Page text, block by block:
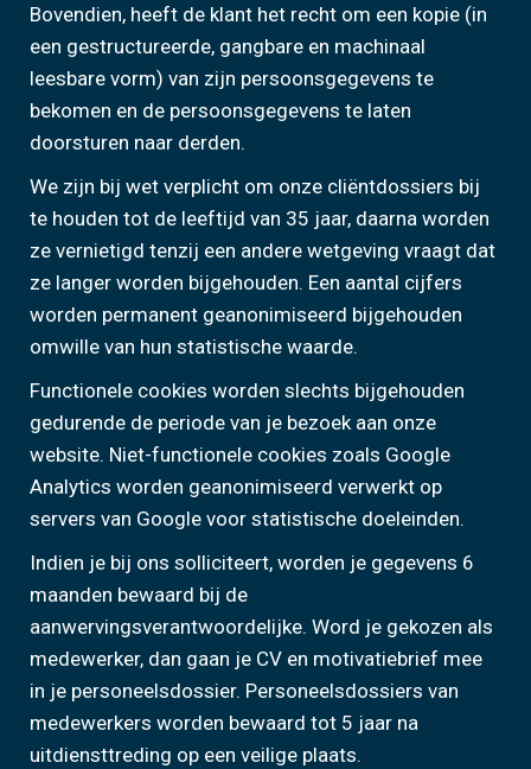
Bovendien, heeft de klant het recht om een kopie (in
een gestructureerde, gangbare en machinaal
leesbare vorm) van zijn persoonsgegevens te
bekomen en de persoonsgegevens te laten
doorsturen naar derden.
We zijn bij wet verplicht om onze cliëntdossiers bij
te houden tot de leeftijd van 35 jaar, daarna worden
ze vernietigd tenzij een andere wetgeving vraagt dat
ze langer worden bijgehouden. Een aantal cijfers
worden permanent geanonimiseerd bijgehouden
omwille van hun statistische waarde.
Functionele cookies worden slechts bijgehouden
gedurende de periode van je bezoek aan onze
website. Niet-functionele cookies zoals Google
Analytics worden geanonimiseerd verwerkt op
servers van Google voor statistische doeleinden.
Indien je bij ons solliciteert, worden je gegevens 6
maanden bewaard bij de
aanwervingsverantwoordelijke. Word je gekozen als
medewerker, dan gaan je CV en motivatiebrief mee
in je personeelsdossier. Personeelsdossiers van
medewerkers worden bewaard tot 5 jaar na
uitdiensttreding op een veilige plaats.